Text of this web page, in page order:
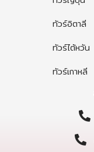
ทัวร์อิตาลี
ทัวร์ไต้หวัน
ทัวร์เกาหลี